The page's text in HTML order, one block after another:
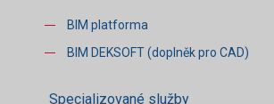
BIM platforma
BIM DEKSOFT (doplněk pro CAD)
Specializované služby